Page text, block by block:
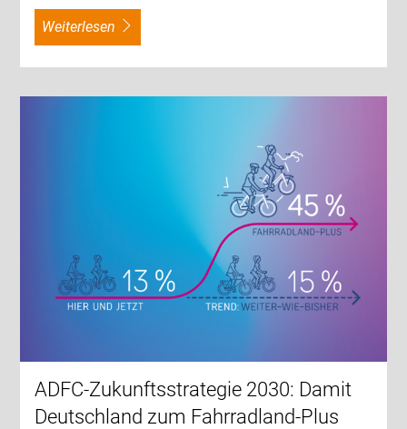
weiterlesen
ADFC-Zukunftsstrategie 2030: Damit
Deutschland zum Fahrradland-Plus